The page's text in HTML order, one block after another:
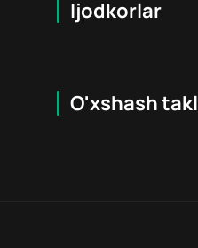
Ijodkorlar
O'xshash